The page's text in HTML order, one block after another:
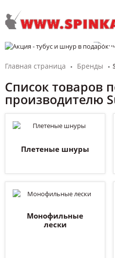
Главная страница Бренды
Список товаров
производителю
Плетеные шнуры
Монофильные
лески